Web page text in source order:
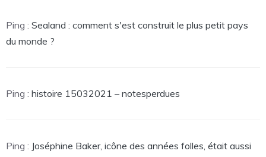
Ping : Sealand : comment s'est construit le plus petit pays
du monde ?
Ping : histoire 15032021 – notesperdues
Ping : Joséphine Baker, icône des années folles, était aussi